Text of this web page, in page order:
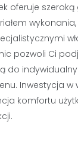
oferuje
pozwoli Ci
do
Inwestycja w
komfortu